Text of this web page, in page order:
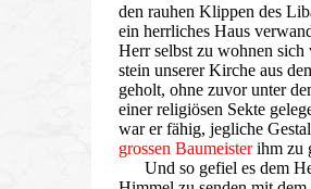
den rauhen Klippen des
ein herrliches Haus
Herr selbst zu wohnen
stein unserer Kirche aus
geholt, ohne zuvor unter
einer religiösen Sekte
war er fähig, jegliche
grossen Baumeisterihm zu
Und so gefiel es dem